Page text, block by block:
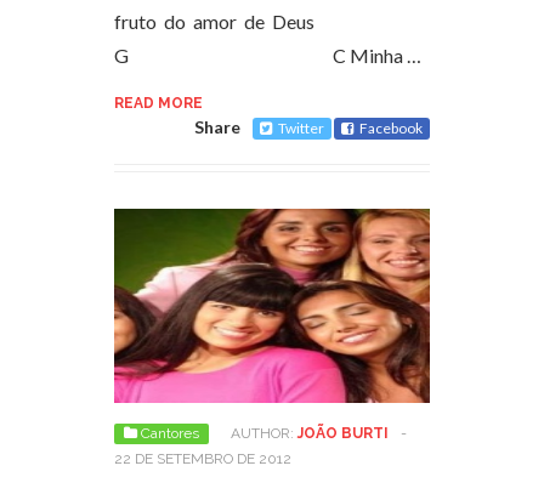
fruto do amor de Deus
G C Minha …
READ MORE
Share Twitter Facebook
Cantores AUTHOR: JOÃO BURTI
-
22 DE SETEMBRO DE 2012